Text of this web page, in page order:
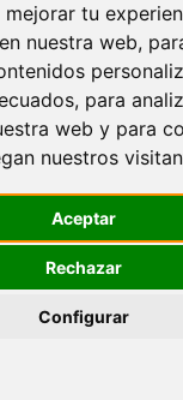
tu
nuestra web,
para
web y para
nuestros
Aceptar
Rechazar
Configurar
de-mar
mar
del-vallès
del-pi
i-la-geltrú
josep-de-sa-talaia